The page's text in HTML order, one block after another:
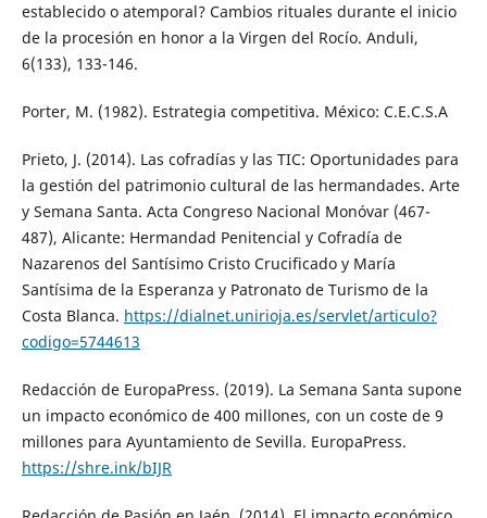
establecido o atemporal? Cambios rituales durante el inicio
de la procesión en honor a la Virgen del Rocío. Anduli,
6(133), 133-146.
Porter, M. (1982). Estrategia competitiva. México: C.E.C.S.A
Prieto, J. (2014). Las cofradías y las TIC: Oportunidades para
la gestión del patrimonio cultural de las hermandades. Arte
y Semana Santa. Acta Congreso Nacional Monóvar (467-
487), Alicante: Hermandad Penitencial y Cofradía de
Nazarenos del Santísimo Cristo Crucificado y María
Santísima de la Esperanza y Patronato de Turismo de la
Costa Blanca. https://dialnet.unirioja.es/servlet/articulo?
codigo=5744613
Redacción de EuropaPress. (2019). La Semana Santa supone
un impacto económico de 400 millones, con un coste de 9
millones para Ayuntamiento de Sevilla. EuropaPress.
https://shre.ink/bIJR